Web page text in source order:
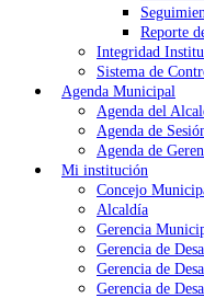
Reporte
Integridad
Sistema de
Agenda Municipal
Agenda del
Agenda de
Agenda de
Mi institución
Concejo
Alcaldía
Gerencia
Gerencia de
Gerencia de
Gerencia de